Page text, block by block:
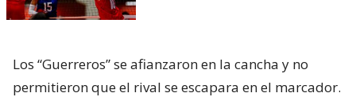
Los “Guerreros” se afianzaron en la cancha y no
permitieron que el rival se escapara en el marcador.